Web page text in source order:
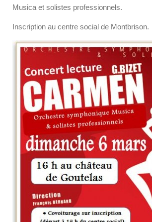
Musica et solistes professionnels.
Inscription au centre social de Montbrison.